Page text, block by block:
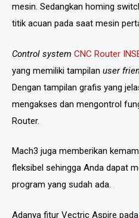
mesin. Sedangkan homing
titik acuan pada saat mesin
Control system CNC Router
yang memiliki tampilan user
Dengan tampilan grafis yang
mengakses dan mengontrol
Router.
Mach3 juga memberikan
fleksibel sehingga Anda dapat
program yang sudah ada.
Adanya fitur Vectric Aspire pada